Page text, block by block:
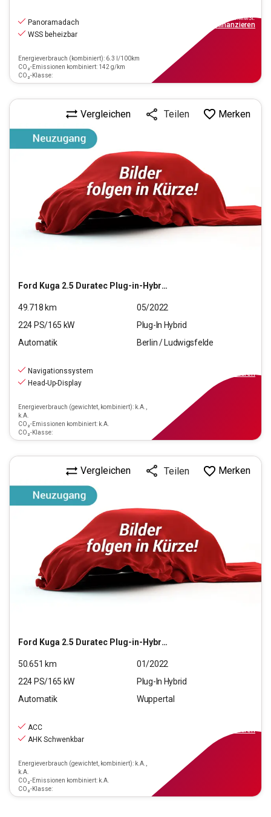
Panoramadach
WSS beheizbar
Energieverbrauch (kombiniert): 6.3 l/100km
CO₂-Emissionen kombiniert: 142 g/km
CO₂-Klasse:
inkl.MwSt.
finanzieren
Ford Kuga 2.5 Duratec Plug-in-Hybrid PHEV Vignale
Vergleichen Teilen Merken
49.718km
05/2022
224PS/165 kW
Plug-In Hybrid
Automatik
Berlin / Ludwigsfelde
Navigationssystem
Head-Up-Display
Energieverbrauch (gewichtet, kombiniert): k.A.,
k.A.
CO₂-Emissionen kombiniert: k.A.
CO₂-Klasse:
finanzieren
Ford Kuga 2.5 Duratec Plug-in-Hybrid PHEV Titanium X
Vergleichen Teilen Merken
50.651 km
01/2022
224 PS/165 kW
Plug-In Hybrid
Automatik
Wuppertal
ACC
AHK Schwenkbar
Energieverbrauch (gewichtet, kombiniert): k.A.,
k.A.
CO₂-Emissionen kombiniert: k.A.
CO₂-Klasse:
finanzieren